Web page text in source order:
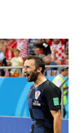
promover el
ciudadana
con taller de
economía
110